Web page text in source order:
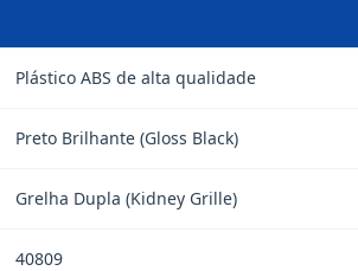
Plástico ABS de alta qualidade
Preto Brilhante (Gloss Black)
Grelha Dupla (Kidney Grille)
40809